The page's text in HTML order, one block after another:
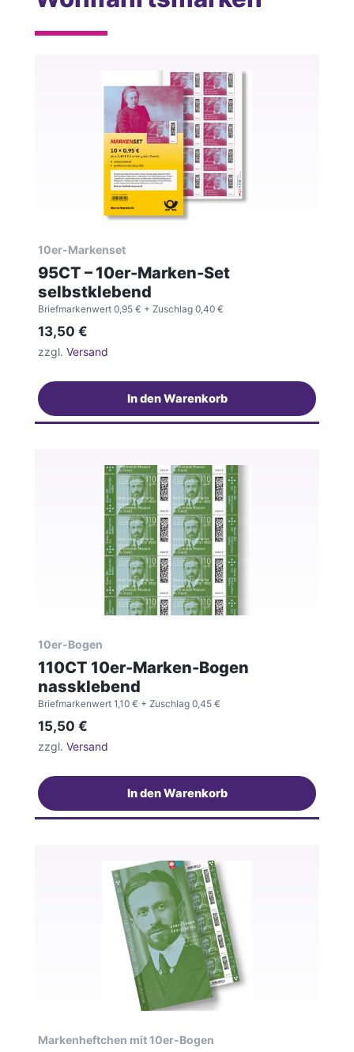
10er-Markenset
95CT – 10er-Marken-Set
selbstklebend
Briefmarkenwert 0,95 € + Zuschlag 0,40 €
13,50 €
zzgl. Versand
In den Warenkorb
10er-Bogen
110CT 10er-Marken-Bogen
nassklebend
Briefmarkenwert 1,10 € + Zuschlag 0,45 €
15,50 €
zzgl. Versand
In den Warenkorb
Markenheftchen mit 10er-Bogen